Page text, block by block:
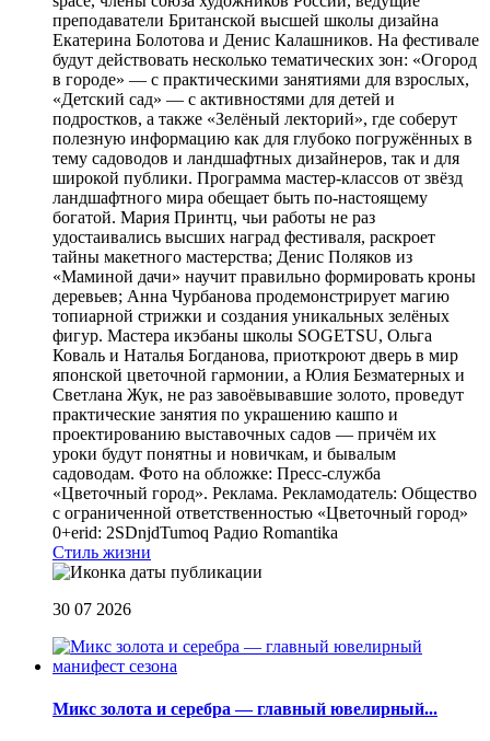
преподаватели Британской высшей школы дизайна
Екатерина Болотова и Денис Калашников. На фестивале
будут действовать несколько тематических зон: «Огород
в городе» — с практическими занятиями для взрослых,
«Детский сад» — с активностями для детей и
подростков, а также «Зелёный лекторий», где соберут
полезную информацию как для глубоко погружённых в
тему садоводов и ландшафтных дизайнеров, так и для
широкой публики. Программа мастер-классов от звёзд
ландшафтного мира обещает быть по-настоящему
богатой. Мария Принтц, чьи работы не раз
удостаивались высших наград фестиваля, раскроет
тайны макетного мастерства; Денис Поляков из
«Маминой дачи» научит правильно формировать кроны
деревьев; Анна Чурбанова продемонстрирует магию
топиарной стрижки и создания уникальных зелёных
фигур. Мастера икэбаны школы SOGETSU, Ольга
Коваль и Наталья Богданова, приоткроют дверь в мир
японской цветочной гармонии, а Юлия Безматерных и
Светлана Жук, не раз завоёвывавшие золото, проведут
практические занятия по украшению кашпо и
проектированию выставочных садов — причём их
уроки будут понятны и новичкам, и бывалым
садоводам. Фото на обложке: Пресс-служба
«Цветочный город». Реклама. Рекламодатель: Общество
с ограниченной ответственностью «Цветочный город»
0+erid: 2SDnjdTumoq Радио Romantika
Стиль жизни
30 07 2026
Микс золота и серебра — главный ювелирный...